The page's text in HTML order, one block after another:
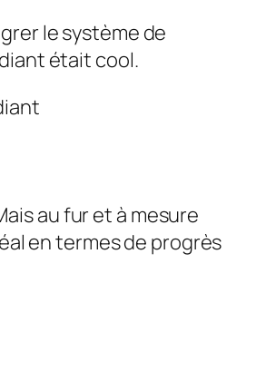
le système de
était cool.
au fur et à mesure
en termes de progrès